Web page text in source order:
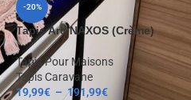
-20%
Tapis Arc NAXOS (Crème)
Tapis Pour Maisons
Tapis Caravane
19,99€ – 191,99€